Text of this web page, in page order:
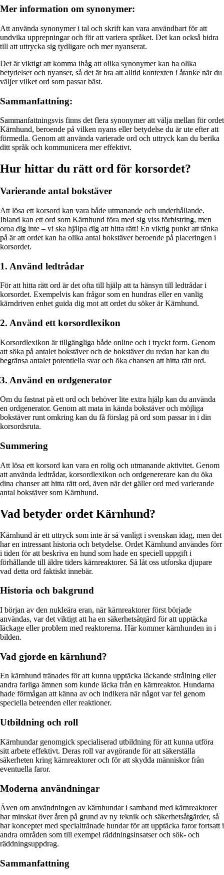
Mer information om synonymer:
Att använda synonymer i tal och skrift kan vara användbart för att
undvika upprepningar och för att variera språket. Det kan också bidra
till att uttrycka sig tydligare och mer nyanserat.
Det är viktigt att komma ihåg att olika synonymer kan ha olika
betydelser och nyanser, så det är bra att alltid kontexten i åtanke när du
väljer vilket ord som passar bäst.
Sammanfattning:
Sammanfattningsvis finns det flera synonymer att välja mellan för ordet
Kärnhund, beroende på vilken nyans eller betydelse du är ute efter att
förmedla. Genom att använda varierade ord och uttryck kan du berika
ditt språk och kommunicera mer effektivt.
Hur hittar du rätt ord för korsordet?
Varierande antal bokstäver
Att lösa ett korsord kan vara både utmanande och underhållande.
Ibland kan ett ord som Kärnhund föra med sig viss förbistring, men
oroa dig inte – vi ska hjälpa dig att hitta rätt! En viktig punkt att tänka
på är att ordet kan ha olika antal bokstäver beroende på placeringen i
korsordet.
1. Använd ledtrådar
För att hitta rätt ord är det ofta till hjälp att ta hänsyn till ledtrådar i
korsordet. Exempelvis kan frågor som en hundras eller en vanlig
kärndriven enhet guida dig mot att ordet du söker är Kärnhund.
2. Använd ett korsordlexikon
Korsordlexikon är tillgängliga både online och i tryckt form. Genom
att söka på antalet bokstäver och de bokstäver du redan har kan du
begränsa antalet potentiella svar och öka chansen att hitta rätt ord.
3. Använd en ordgenerator
Om du fastnat på ett ord och behöver lite extra hjälp kan du använda
en ordgenerator. Genom att mata in kända bokstäver och möjliga
bokstäver runt omkring kan du få förslag på ord som passar in i din
korsordsruta.
Summering
Att lösa ett korsord kan vara en rolig och utmanande aktivitet. Genom
att använda ledtrådar, korsordlexikon och ordgenererare kan du öka
dina chanser att hitta rätt ord, även när det gäller ord med varierande
antal bokstäver som Kärnhund.
Vad betyder ordet Kärnhund?
Kärnhund är ett uttryck som inte är så vanligt i svenskan idag, men det
har en intressant historia och betydelse. Ordet Kärnhund användes förr
i tiden för att beskriva en hund som hade en speciell uppgift i
förhållande till äldre tiders kärnreaktorer. Så låt oss utforska djupare
vad detta ord faktiskt innebär.
Historia och bakgrund
I början av den nukleära eran, när kärnreaktorer först började
användas, var det viktigt att ha en säkerhetsåtgärd för att upptäcka
läckage eller problem med reaktorerna. Här kommer kärnhunden in i
bilden.
Vad gjorde en kärnhund?
En kärnhund tränades för att kunna upptäcka läckande strålning eller
andra farliga ämnen som kunde läcka från en kärnreaktor. Hundarna
hade förmågan att känna av och indikera när något var fel genom
speciella beteenden eller reaktioner.
Utbildning och roll
Kärnhundar genomgick specialiserad utbildning för att kunna utföra
sitt arbete effektivt. Deras roll var avgörande för att säkerställa
säkerheten kring kärnreaktorer och för att skydda människor från
eventuella faror.
Moderna användningar
Även om användningen av kärnhundar i samband med kärnreaktorer
har minskat över åren på grund av ny teknik och säkerhetsåtgärder, så
har konceptet med specialtränade hundar för att upptäcka faror fortsatt i
andra områden som till exempel räddningsinsatser och sök- och
räddningsuppdrag.
Sammanfattning